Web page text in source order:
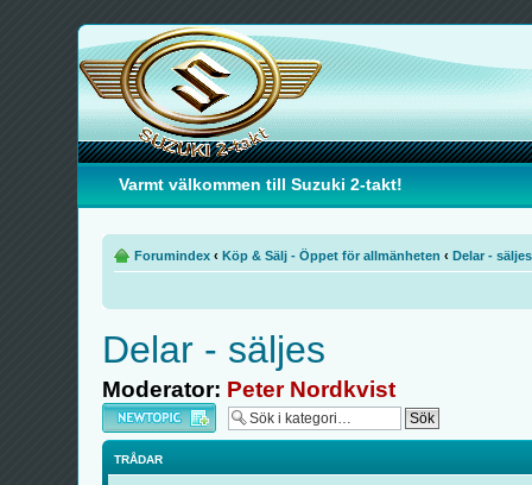
Varmt välkommen till Suzuki 2-takt!
Forumindex ‹ Köp & Sälj - Öppet för allmänheten ‹ Delar - säljes
Delar - säljes
Moderator: Peter Nordkvist
Skapa en ny tråd
TRÅDAR